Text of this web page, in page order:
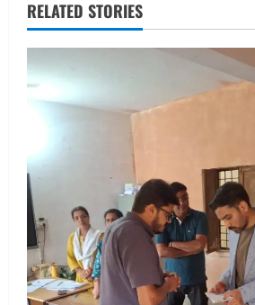
v
i
g
t
i
o
n
RELATED STORIES